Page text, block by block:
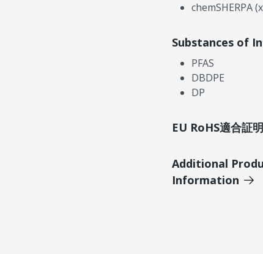
chemSHERPA
Substances of
PFAS
DBDPE
DP
EU RoHS適合証
Additional
Information